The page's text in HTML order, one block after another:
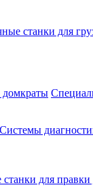
станки для
домкраты
Системы
для правки